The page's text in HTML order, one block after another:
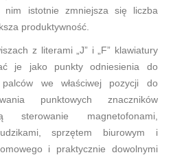
nim istotnie zmniejsza się liczba
produktywność.
z literami „J” i „F” klawiatury
je jako punkty odniesienia do
palców we właściwej pozycji do
punktowych znaczników
sterowanie magnetofonami,
sprzętem biurowym i
i praktycznie dowolnymi